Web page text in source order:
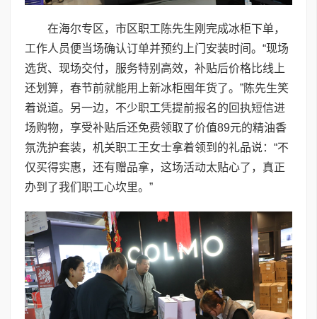
在海尔专区，市区职工陈先生刚完成冰柜下单，
工作人员便当场确认订单并预约上门安装时间。“现场
选货、现场交付，服务特别高效，补贴后价格比线上
还划算，春节前就能用上新冰柜囤年货了。”陈先生笑
着说道。另一边，不少职工凭提前报名的回执短信进
场购物，享受补贴后还免费领取了价值89元的精油香
氛洗护套装，机关职工王女士拿着领到的礼品说：“不
仅买得实惠，还有赠品拿，这场活动太贴心了，真正
办到了我们职工心坎里。”